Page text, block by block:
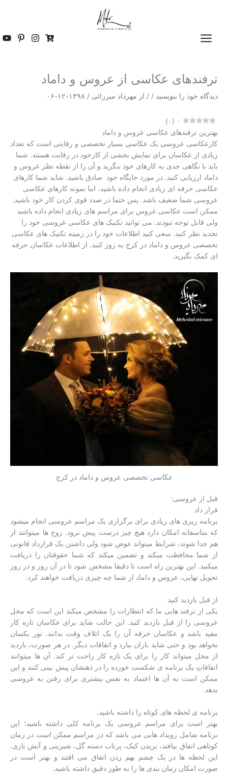
ترفندهای عکاسی از عروس و داماد
دیدگاه‌ خود را بنویسید / / از مهرداد میرزائی / ۱۳۹۸-۱۲-۰۶
۰ (۰ )
بهترین ترفندهای عکاسی عروس و داماد
کارعکاسی عروسی یک عکاسی بسیار تخصصی و رقابتی است که تعداد
زیادی از عکاسان برای نمایش بخشی از کارخود در رقابت هستند. شما
باید با نگاهی جدی به کارهای خود بنگرید و آن را از نقطه نظر عروس و
داماد ارزیابی کنید. در مورد جایگاه خود صادق باشید. شاید شما کارهای
عکاسی حرفه ای زیادی انجام داده باشید، اما نمونه کارهای عکاسی
عروسی شما ضعیف باشد. پس حتما در صدد قوی کردن کار خود باشید.
ممکن است عکاسی عروس برای مراسم های زیادی انجام داده باشید
ولی قابل توجه نبودند. می توانید تکنیک های عکاسی عروسی خود را
تجدید نظر کنید. سعی کنید اطلاعات خود را در زمینه تکنیک های عکاسی
تخصصی عروس و داماد در کرج به روز کنید. از اطلاعات عکاسان حرفه
ای کمک بگیرید.
عکاسی تخصصی عروس و داماد در کرج
قبل از عروسی:
قرار داد
برنامه ریزی های زیادی برای برگزاری یک مراسم عروسی انجام میشود
که متاسفانه امکان دارد هیچ چیز درست پیش نرود. زوج ها میتوانند از
هم جدا شوند، شرایط میتواند عوض شود ولی داشتن یک قرارداد قانونی
از شما محافظت میکند و تضمین میکند که شما حقوقتان را دریافت
میکنید. این بهترین راه است تا دقیقا مشخص شود تا در آن روز و در روز
تحویل نهایی، عروس و داماد از شما چه چیزی دریافت خواهند کرد.
از قبل بازدید کنید
یکی از ترفند هایی ما که انتظارات را مشخص میکند این است که محل
عروسی را از قبل بازدید کنید. این حالت شاید برای عکاسان تازه کار
مفید باشد و عکاسان حرفه آن را یک اتلاف وقت بدانند. نور یکسان
نخواهد بود و حتی شاید باران ببارد و اتفاقات دیگر. در هر صورت، بازدید
از محل میتواند کار را برای یک تازه کار راحت تر کند. آن ها میتوانند
اتفاقاتِ یک برنامه ی شکست خورده را در ذهنشان پیش بینی کنند و این
ممکن است به آن ها اعتماد به نفس بیشتری برای رفتن به عروسی
بدهد.
برنامه ی لحظه های کوتاه را داشته باشید.
بهتر است برای مراسم عروسی یک برنامه کلی داشته باشید؛ این
برنامه شامل رویداد هایی می باشد که در مراسم ممکن است در زمان
کوتاهی اتفاق بیافتد، بریدن کیک، پرتاب دسته گل، شیرینی و آتش بازی.
این لحظه ها در یک چشم بهم زدن اتفاق می افتند و بهتر است در
صورت امکان زمان بندی ها را به طور دقیق داشته باشید.